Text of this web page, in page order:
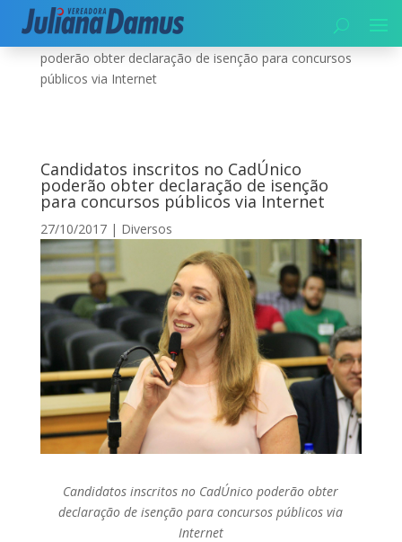
Início|Diversos|Candidatos inscritos no CadÚnico
poderão obter declaração de isenção para concursos
públicos via Internet
Candidatos inscritos no CadÚnico
poderão obter declaração de isenção
para concursos públicos via Internet
27/10/2017| Diversos
Candidatos inscritos no CadÚnico poderão obter
declaração de isenção para concursos públicos via
Internet